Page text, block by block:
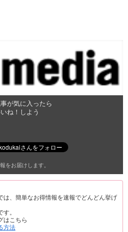
が気に入ったら
ね！しよう
をお届けします。
は、簡単なお得情報を速報でどんどん挙げ
。
はこちら
方法